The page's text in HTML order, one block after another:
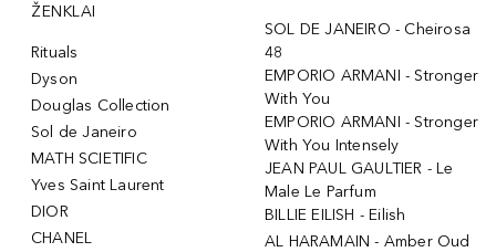
ŽENKLAI
Rituals
Dyson
Douglas Collection
Sol de Janeiro
MATH SCIETIFIC
Yves Saint Laurent
DIOR
CHANEL
SOL DE JANEIRO - Cheirosa
48
EMPORIO ARMANI - Stronger
With You
EMPORIO ARMANI - Stronger
With You Intensely
JEAN PAUL GAULTIER - Le
Male Le Parfum
BILLIE EILISH - Eilish
AL HARAMAIN - Amber Oud